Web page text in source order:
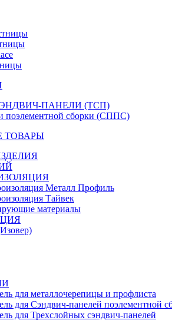
СЭНДВИЧ-ПАНЕЛИ (ТСП)
поэлементной сборки (СППС)
ТОВАРЫ
Металл Профиль
Тайвек
материалы
для металлочерепицы и профлиста
для Сэндвич-панелей поэлементной
для Трехслойных сэндвич-панелей